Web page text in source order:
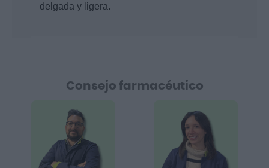
delgada y ligera.
Consejo farmacéutico